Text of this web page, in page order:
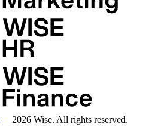
2026 Wise. All rights reserved.